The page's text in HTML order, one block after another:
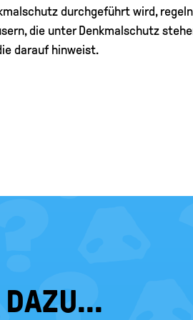
durchgeführt wird, regeln
die unter Denkmalschutz
darauf hinweist.
DAZU...